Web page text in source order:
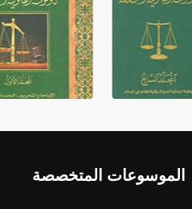
الموسوعات المتخصصة